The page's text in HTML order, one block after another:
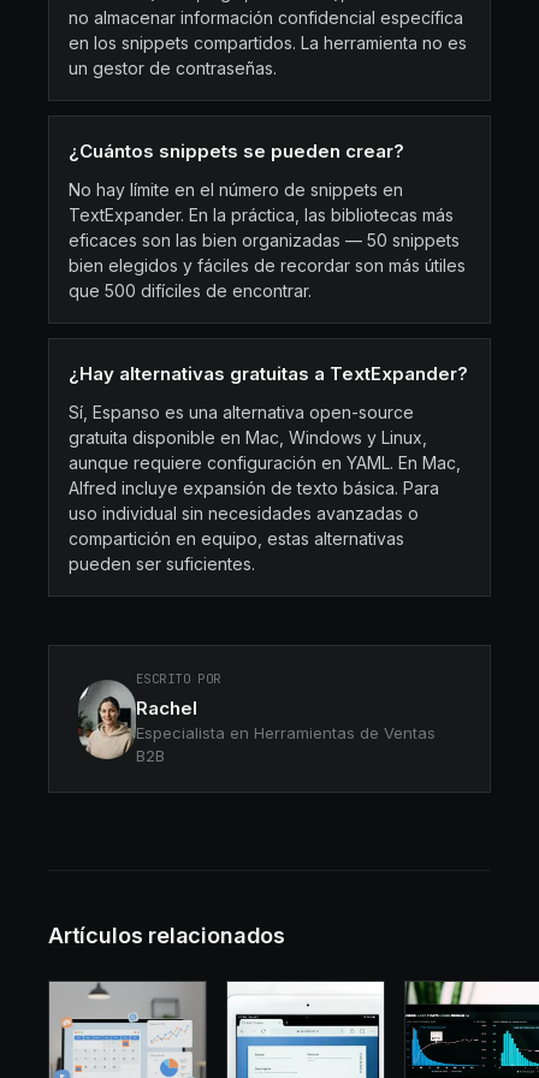
no almacenar información confidencial específica
en los snippets compartidos. La herramienta no es
un gestor de contraseñas.
¿Cuántos snippets se pueden crear?
No hay límite en el número de snippets en
TextExpander. En la práctica, las bibliotecas más
eficaces son las bien organizadas — 50 snippets
bien elegidos y fáciles de recordar son más útiles
que 500 difíciles de encontrar.
¿Hay alternativas gratuitas a TextExpander?
Sí, Espanso es una alternativa open-source
gratuita disponible en Mac, Windows y Linux,
aunque requiere configuración en YAML. En Mac,
Alfred incluye expansión de texto básica. Para
uso individual sin necesidades avanzadas o
compartición en equipo, estas alternativas
pueden ser suficientes.
ESCRITO POR
Rachel
Especialista en Herramientas de Ventas
B2B
Artículos relacionados